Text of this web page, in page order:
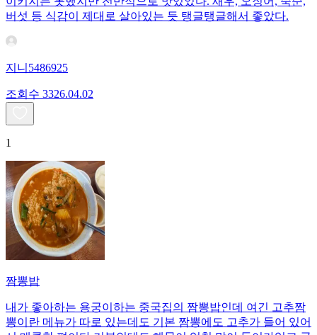
버섯 등 식감이 제대로 살아있는 듯 탱글탱글해서 좋았다.
지니5486925
조회수 3326.04.02
1
짬뽕밥
내가 좋아하는 용궁이하는 중국집의 짬뽕밥인데 여긴 고추짬
뽕이란 메뉴가 따로 있는데도 기본 짬뽕에도 고추가 들어 있어